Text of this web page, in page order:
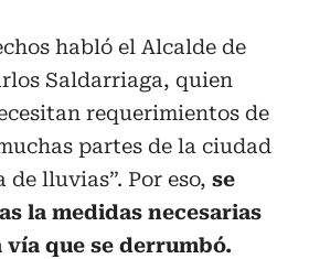
habló el Alcalde de
Saldarriaga, quien
requerimientos de
partes de la ciudad
lluvias”. Por eso, se
la medidas necesarias
vía que se derrumbó.